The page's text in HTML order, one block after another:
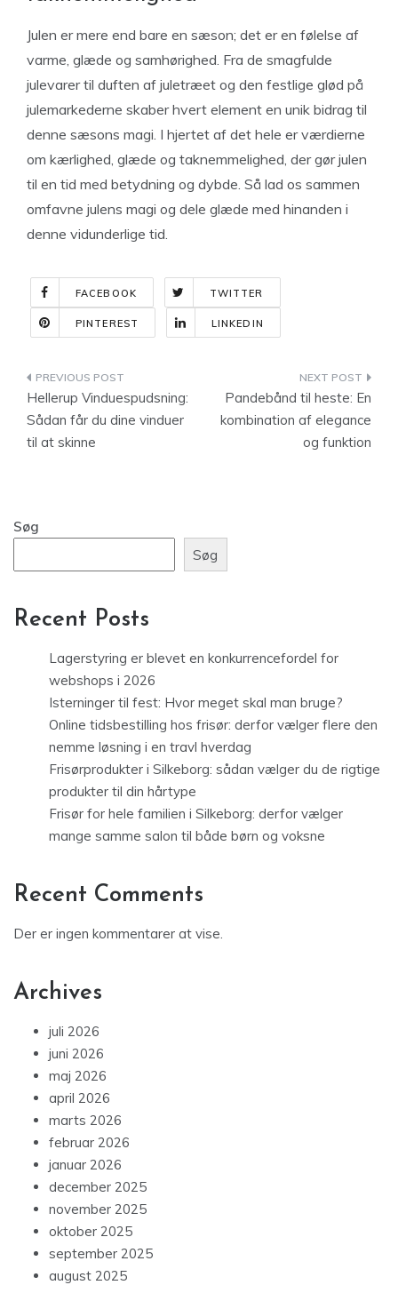
Julen er mere end bare en sæson; det er en følelse af
varme, glæde og samhørighed. Fra de smagfulde
julevarer til duften af ​​juletræet og den festlige glød på
julemarkederne skaber hvert element en unik bidrag til
denne sæsons magi. I hjertet af det hele er værdierne
om kærlighed, glæde og taknemmelighed, der gør julen
til en tid med betydning og dybde. Så lad os sammen
omfavne julens magi og dele glæde med hinanden i
denne vidunderlige tid.
FACEBOOK TWITTER
PINTEREST LINKEDIN
Indlægsnavigation
Hellerup Vinduespudsning:
Sådan får du dine vinduer
til at skinne
Pandebånd til heste: En
kombination af elegance
og funktion
Søg
Søg
Recent Posts
Lagerstyring er blevet en konkurrencefordel for
webshops i 2026
Isterninger til fest: Hvor meget skal man bruge?
Online tidsbestilling hos frisør: derfor vælger flere den
nemme løsning i en travl hverdag
Frisørprodukter i Silkeborg: sådan vælger du de rigtige
produkter til din hårtype
Frisør for hele familien i Silkeborg: derfor vælger
mange samme salon til både børn og voksne
Recent Comments
Der er ingen kommentarer at vise.
Archives
juli 2026
juni 2026
maj 2026
april 2026
marts 2026
februar 2026
januar 2026
december 2025
november 2025
oktober 2025
september 2025
august 2025